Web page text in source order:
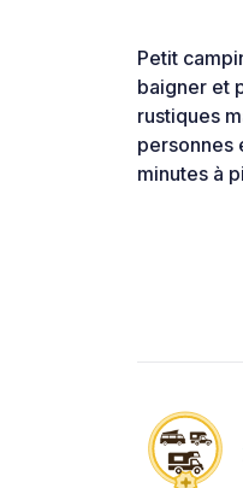
Petit
baigner et
rustiques
personnes
minutes à